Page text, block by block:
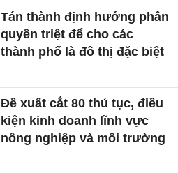
Tán thành định hướng phân
quyền triệt để cho các
thành phố là đô thị đặc biệt
Đề xuất cắt 80 thủ tục, điều
kiện kinh doanh lĩnh vực
nông nghiệp và môi trường